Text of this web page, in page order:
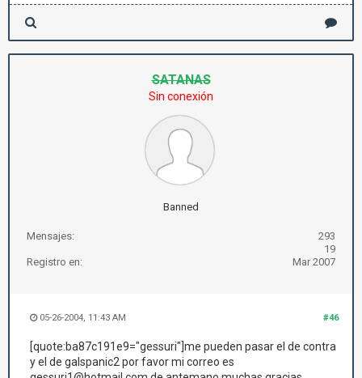
SATANAS
Sin conexión
Banned
Mensajes:
293
19
Registro en:
Mar 2007
#46
05-26-2004, 11:43 AM
[quote:ba87c191e9="gessuri"]me pueden pasar el de contra
y el de galspanic2 por favor mi correo es